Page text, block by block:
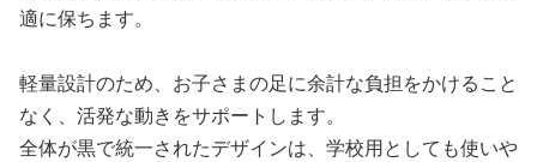
適に保ちます。
軽量設計のため、お子さまの足に余計な負担をかけること
なく、活発な動きをサポートします。
全体が黒で統一されたデザインは、学校用としても使いや